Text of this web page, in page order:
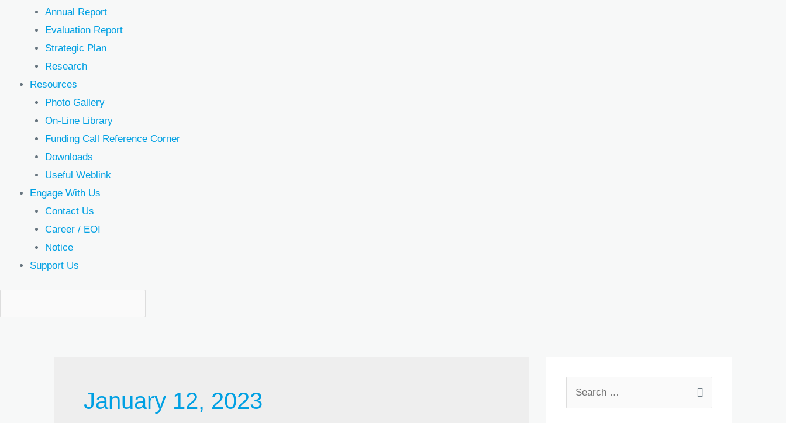
Annual Report
Evaluation Report
Strategic Plan
Research
Resources
Photo Gallery
On-Line Library
Funding Call Reference Corner
Downloads
Useful Weblink
Engage With Us
Contact Us
Career / EOI
Notice
Support Us
January 12, 2023
e